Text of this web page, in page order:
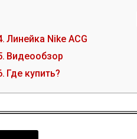
Линейка Nike ACG
Видеообзор
Где купить?